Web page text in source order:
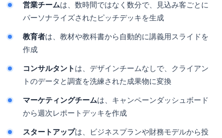
営業チームは、数時間ではなく数分で、見込み客ごとに
パーソナライズされたピッチデッキを生成
教育者は、教材や教科書から自動的に講義用スライドを
作成
コンサルタント は、デザインチームなしで、クライアン
トのデータと調査を洗練された成果物に変換
マーケティングチームは、キャンペーンダッシュボード
から週次レポートデッキを作成
スタートアップは、ビジネスプランや財務モデルから投